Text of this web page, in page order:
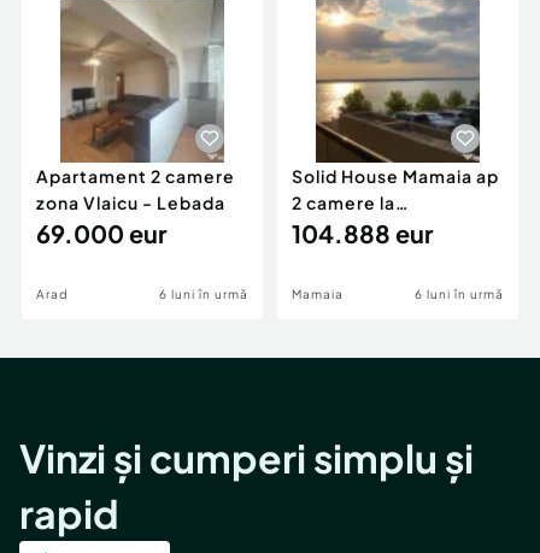
Apartament 2 camere
zona Vlaicu - Lebada
69.000 eur
Arad 6 luni în urmă
Solid House Mamaia ap
2 camere la
cheie,langa Mega
104.888 eur
Mamaia 6 luni în urmă
Vinzi și cumperi simplu și
rapid